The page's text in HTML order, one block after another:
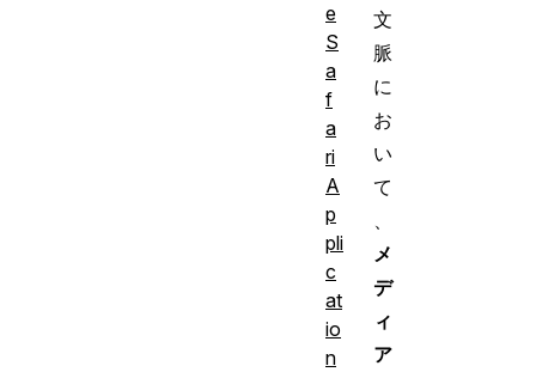
文
脈
に
お
い
て
メ
デ
ィ
ア
e
S
a
f
a
ri
A
p
pli
c
at
io
n